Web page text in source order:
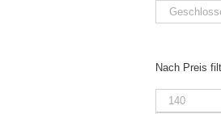
Nach Preis
Min.